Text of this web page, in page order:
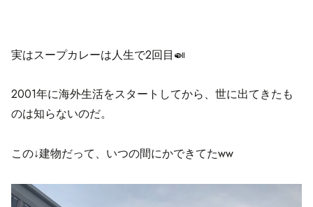
実はスープカレーは人生で2回目🍛
2001年に海外生活をスタートしてから、世に出てきたも
のは知らないのだ。
この↓建物だって、いつの間にかできてたww